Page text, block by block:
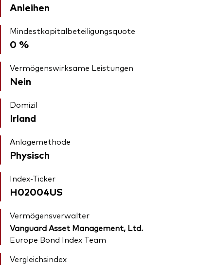
Anleihen
Mindestkapitalbeteiligungsquote
0 %
Vermögenswirksame Leistungen
Nein
Domizil
Irland
Anlagemethode
Physisch
Index-Ticker
H02004US
Vermögensverwalter
Vanguard Asset Management, Ltd.
Europe Bond Index Team
Vergleichsindex